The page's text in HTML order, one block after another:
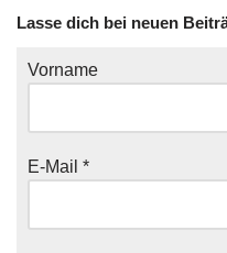
Lasse dich bei neuen
Vorname
E-Mail *